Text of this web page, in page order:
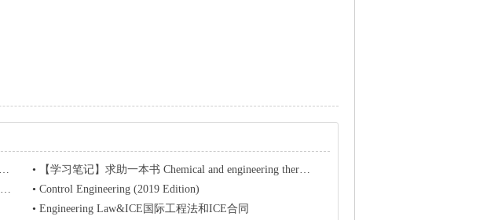
•
【学习笔记】求助一本书 Chemical and engineering thermodynamics / Stanley ...
• Control Engineering (2019 Edition)
• Engineering Law&ICE国际工程法和ICE合同